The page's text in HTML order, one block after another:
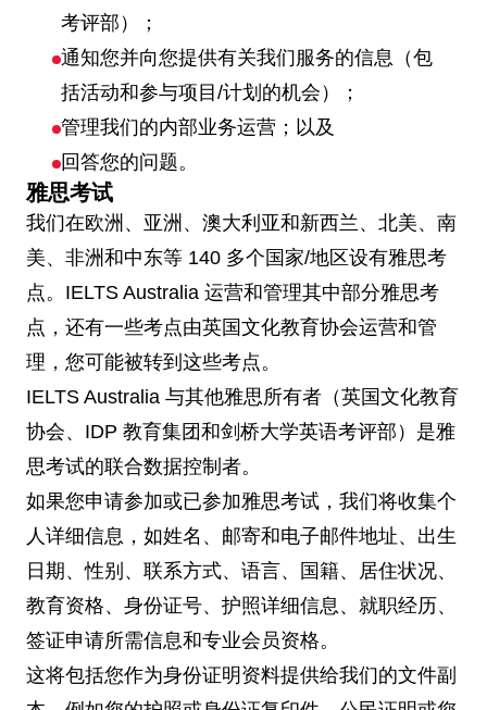
考评部）；
通知您并向您提供有关我们服务的信息（包
括活动和参与项目/计划的机会）；
管理我们的内部业务运营；以及
回答您的问题。
雅思考试
我们在欧洲、亚洲、澳大利亚和新西兰、北美、南
美、非洲和中东等 140 多个国家/地区设有雅思考
点。IELTS Australia 运营和管理其中部分雅思考
点，还有一些考点由英国文化教育协会运营和管
理，您可能被转到这些考点。
IELTS Australia 与其他雅思所有者（英国文化教育
协会、IDP 教育集团和剑桥大学英语考评部）是雅
思考试的联合数据控制者。
如果您申请参加或已参加雅思考试，我们将收集个
人详细信息，如姓名、邮寄和电子邮件地址、出生
日期、性别、联系方式、语言、国籍、居住状况、
教育资格、身份证号、护照详细信息、就职经历、
签证申请所需信息和专业会员资格。
这将包括您作为身份证明资料提供给我们的文件副